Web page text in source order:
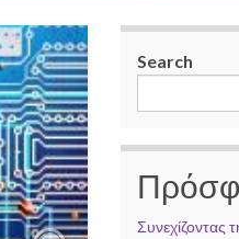
Search
Συνεχίζοντας